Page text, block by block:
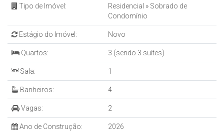
Tipo de Imóvel: Residencial » Sobrado de
Condomínio
Estágio do Imóvel: Novo
Quartos: 3 (sendo 3 suítes)
Sala: 1
Banheiros: 4
Vagas: 2
Ano de Construção: 2026